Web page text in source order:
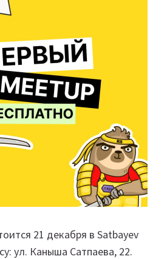
21 декабря в Satbayev
ул. Каныша Сатпаева, 22.